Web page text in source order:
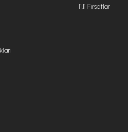
11.11 Fırsatlar